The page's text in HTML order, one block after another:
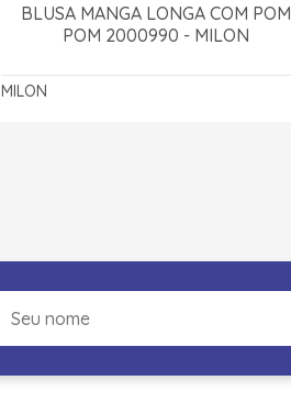
BLUSA MANGA LONGA COM POM
POM 2000990 - MILON
MILON